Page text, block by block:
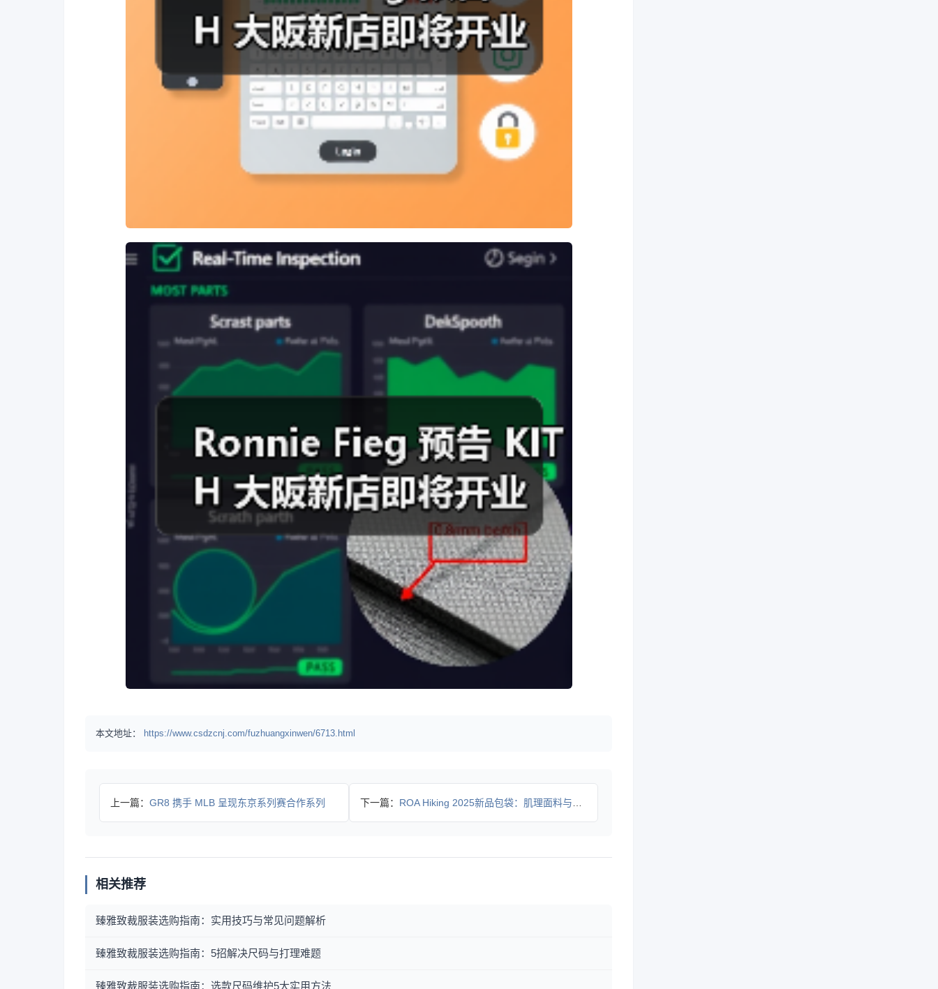
本文地址： https://www.csdzcnj.com/fuzhuangxinwen/6713.html
上一篇： GR8 携手 MLB 呈现东京系列赛合作系列 下一篇： ROA Hiking 2025新品包袋：肌理面料与抽绳设计如
相关推荐
臻雅致裁服装选购指南：实用技巧与常见问题解析
臻雅致裁服装选购指南：5招解决尺码与打理难题
臻雅致裁服装选购指南：选款尺码维护5大实用方法